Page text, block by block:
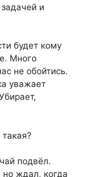
и
будет кому
Много
не обойтись.
уважает
подвёл.
ждал, когда